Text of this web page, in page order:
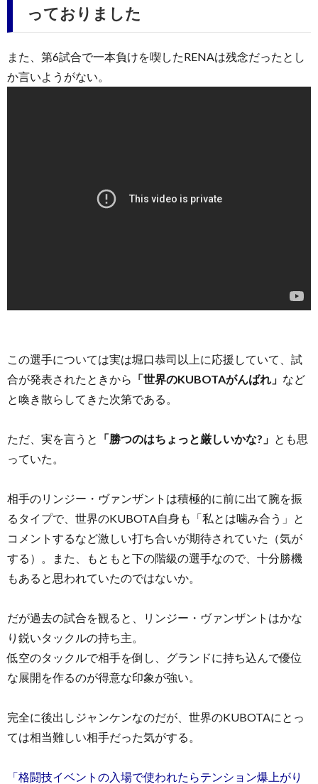
っておりました
また、第6試合で一本負けを喫したRENAは残念だったとし
か言いようがない。
この選手については実は堀口恭司以上に応援していて、試
合が発表されたときから 「世界のKUBOTAがんばれ」 など
と喚き散らしてきた次第である。
ただ、実を言うと 「勝つのはちょっと厳しいかな?」 とも思
っていた。
相手のリンジー・ヴァンザントは積極的に前に出て腕を振
るタイプで、世界のKUBOTA自身も「私とは噛み合う」と
コメントするなど激しい打ち合いが期待されていた（気が
する）。また、もともと下の階級の選手なので、十分勝機
もあると思われていたのではないか。
だが過去の試合を観ると、リンジー・ヴァンザントはかな
り鋭いタックルの持ち主。
低空のタックルで相手を倒し、グランドに持ち込んで優位
な展開を作るのが得意な印象が強い。
完全に後出しジャンケンなのだが、世界のKUBOTAにとっ
ては相当難しい相手だった気がする。
「格闘技イベントの入場で使われたらテンション爆上がり